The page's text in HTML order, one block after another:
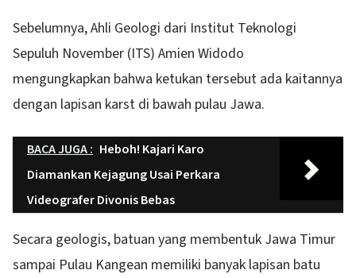
Sebelumnya, Ahli Geologi dari Institut Teknologi
Sepuluh November (ITS) Amien Widodo
mengungkapkan bahwa ketukan tersebut ada kaitannya
dengan lapisan karst di bawah pulau Jawa.
BACA JUGA : Heboh! Kajari Karo
Diamankan Kejagung Usai Perkara
Videografer Divonis Bebas
Secara geologis, batuan yang membentuk Jawa Timur
sampai Pulau Kangean memiliki banyak lapisan batu